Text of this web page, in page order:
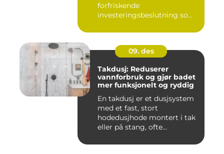
forfriskende
investeringsbeslutning som
09. des
Takdusj: Reduserer
vannforbruk og gjør badet
mer funksjonelt og ryddig
En takdusj er et dusjsystem
med et fast, stort
hodedusjhode montert i tak
eller på stang, ofte...